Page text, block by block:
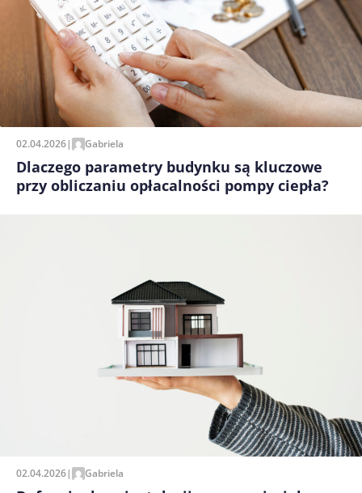
02.04.2026| Gabriela
Dlaczego parametry budynku są kluczowe
przy obliczaniu opłacalności pompy ciepła?
02.04.2026| Gabriela